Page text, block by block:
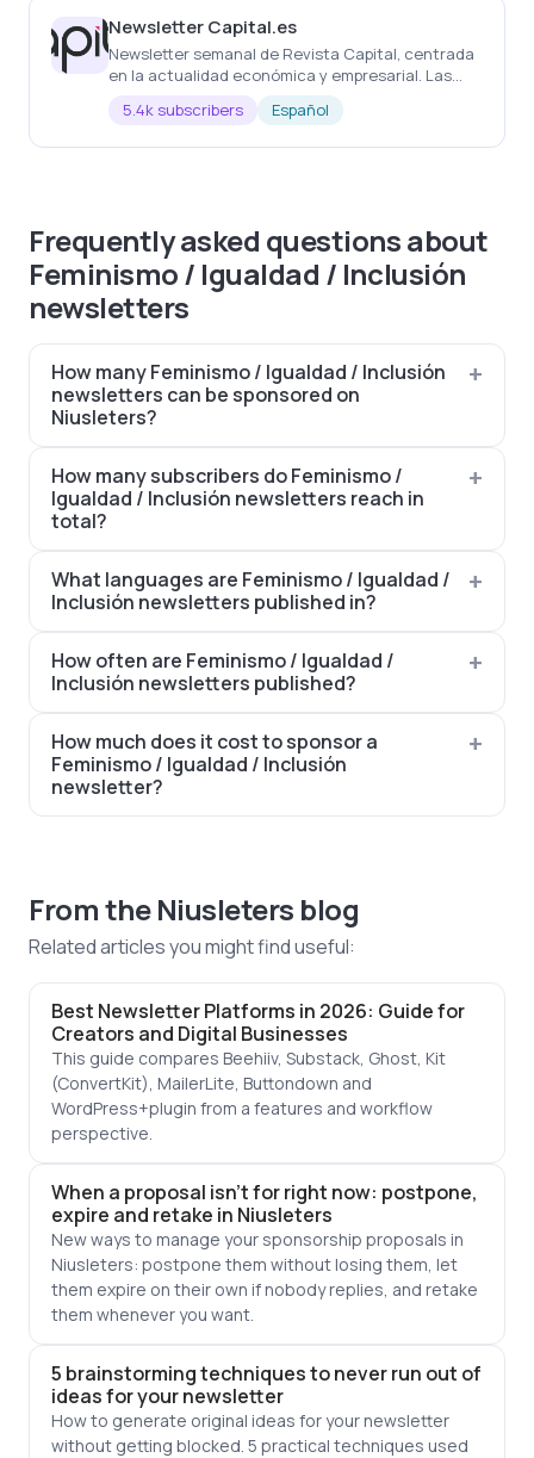
Newsletter Capital.es
Newsletter semanal de Revista Capital, centrada
en la actualidad económica y empresarial. Las
semana
5.4k subscribers Español
Frequently asked questions about
Feminismo / Igualdad / Inclusión
newsletters
How many Feminismo / Igualdad / Inclusión
newsletters can be sponsored on
Niusleters?
How many subscribers do Feminismo /
Igualdad / Inclusión newsletters reach in
total?
What languages are Feminismo / Igualdad /
Inclusión newsletters published in?
How often are Feminismo / Igualdad /
Inclusión newsletters published?
How much does it cost to sponsor a
Feminismo / Igualdad / Inclusión
newsletter?
From the Niusleters blog
Related articles you might find useful:
Best Newsletter Platforms in 2026: Guide for
Creators and Digital Businesses
This guide compares Beehiiv, Substack, Ghost, Kit
(ConvertKit), MailerLite, Buttondown and
WordPress+plugin from a features and workflow
perspective.
When a proposal isn't for right now: postpone,
expire and retake in Niusleters
New ways to manage your sponsorship proposals in
Niusleters: postpone them without losing them, let
them expire on their own if nobody replies, and retake
them whenever you want.
5 brainstorming techniques to never run out of
ideas for your newsletter
How to generate original ideas for your newsletter
without getting blocked. 5 practical techniques used